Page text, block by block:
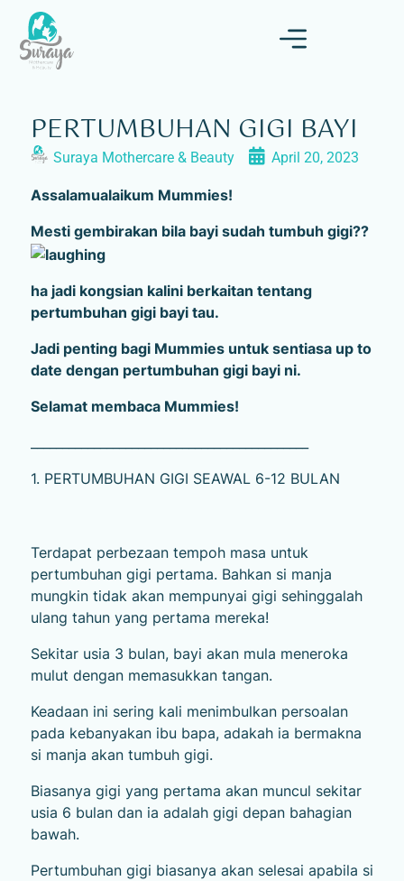
PERTUMBUHAN GIGI BAYI
Suraya Mothercare & Beauty April 20, 2023
Assalamualaikum Mummies!
Mesti gembirakan bila bayi sudah tumbuh gigi??
ha jadi kongsian kalini berkaitan tentang
pertumbuhan gigi bayi tau.
Jadi penting bagi Mummies untuk sentiasa up to
date dengan pertumbuhan gigi bayi ni.
Selamat membaca Mummies!
1. PERTUMBUHAN GIGI SEAWAL 6-12 BULAN
Terdapat perbezaan tempoh masa untuk
pertumbuhan gigi pertama. Bahkan si manja
mungkin tidak akan mempunyai gigi sehinggalah
ulang tahun yang pertama mereka!
Sekitar usia 3 bulan, bayi akan mula meneroka
mulut dengan memasukkan tangan.
Keadaan ini sering kali menimbulkan persoalan
pada kebanyakan ibu bapa, adakah ia bermakna
si manja akan tumbuh gigi.
Biasanya gigi yang pertama akan muncul sekitar
usia 6 bulan dan ia adalah gigi depan bahagian
bawah.
Pertumbuhan gigi biasanya akan selesai apabila si